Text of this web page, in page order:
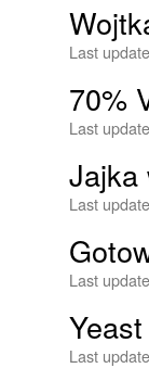
Last
70%
Last
Jajka
Last
Last
Last